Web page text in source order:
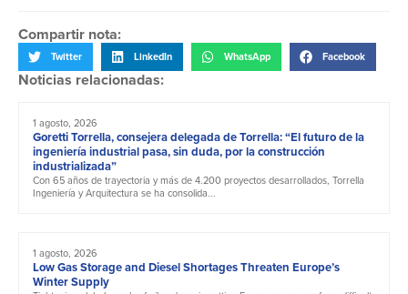
Compartir nota:
Twitter LinkedIn WhatsApp Facebook
Noticias relacionadas:
1 agosto, 2026
Goretti Torrella, consejera delegada de Torrella: “El futuro de la
ingeniería industrial pasa, sin duda, por la construcción
industrializada”
Con 65 años de trayectoria y más de 4.200 proyectos desarrollados, Torrella
Ingeniería y Arquitectura se ha consolida...
1 agosto, 2026
Low Gas Storage and Diesel Shortages Threaten Europe’s
Winter Supply